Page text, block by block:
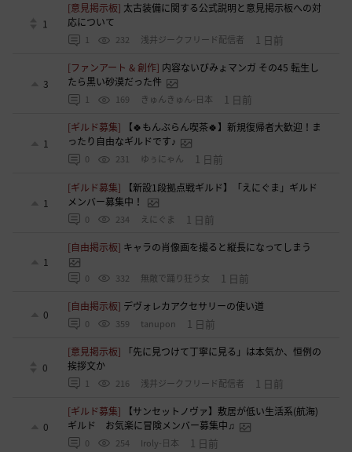
1
[意見掲示板] 太古装備に関する公式説明と意見掲示板への対
応について
1 232 浅井ジークフリード配信者 1 日前
3
[ファンアート & 創作] 内容ないびみょマンガ その45 転生し
たら黒い砂漠だった件
1 169 きゅんきゅん-日本 1 日前
1
[ギルド募集]
【🍀もんぶらん喫茶🍀】新規復帰者大歓迎！ま
ったり自由なギルドです♪
0 231 ゆぅにゃん 1 日前
1
[ギルド募集]
【新設1段拠点戦ギルド】「えにぐま」ギルド
メンバー募集中！
0 234 えにぐま 1 日前
1
[自由掲示板] キャラの肖像画を撮ると縦長になってしまう
0 332 無敵で踊り狂う女 1 日前
0
[自由掲示板] デヴォレカアクセサリーの使い道
0 359 tanupon 1 日前
0
[意見掲示板]
「先に見つけて丁寧に見る」は本気か、恒例の
挨拶文か
1 216 浅井ジークフリード配信者 1 日前
0
[ギルド募集]
【サンセットノヴァ】敷居が低い生活系(航海)
ギルド お気楽に冒険メンバー募集中♫
0 254 Iroly-日本 1 日前